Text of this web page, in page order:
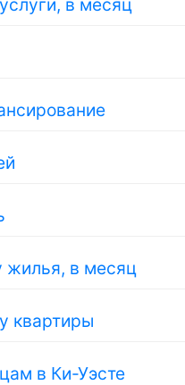
в месяц
жилья, в месяц
квартиры
в Ки-Уэсте